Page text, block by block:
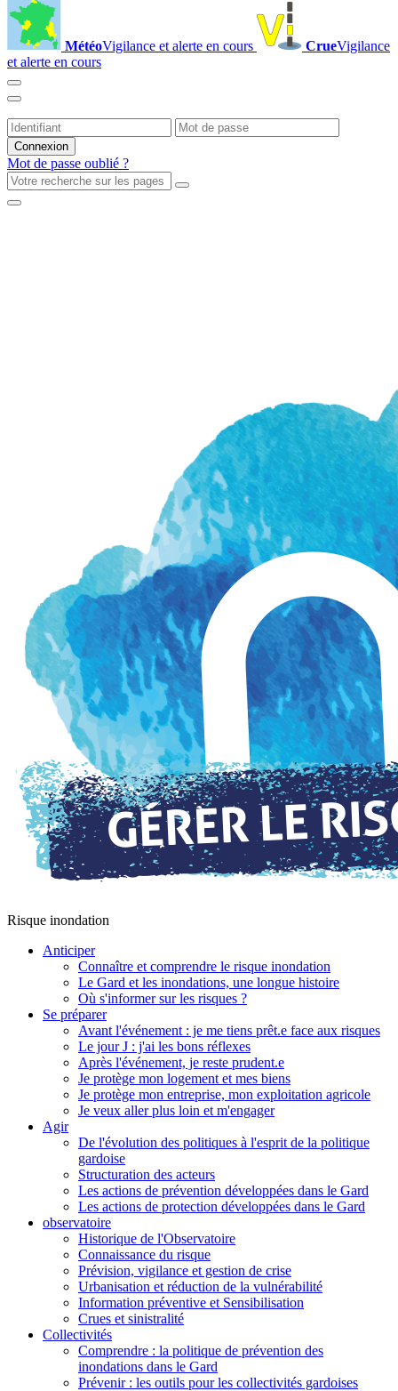
MétéoVigilance et alerte en cours CrueVigilance
et alerte en cours
Mot de passe oublié ?
Risque inondation
Anticiper
Connaître et comprendre le risque inondation
Le Gard et les inondations, une longue histoire
Où s'informer sur les risques ?
Se préparer
Avant l'événement : je me tiens prêt.e face aux risques
Le jour J : j'ai les bons réflexes
Après l'événement, je reste prudent.e
Je protège mon logement et mes biens
Je protège mon entreprise, mon exploitation agricole
Je veux aller plus loin et m'engager
Agir
De l'évolution des politiques à l'esprit de la politique
gardoise
Structuration des acteurs
Les actions de prévention développées dans le Gard
Les actions de protection développées dans le Gard
observatoire
Historique de l'Observatoire
Connaissance du risque
Prévision, vigilance et gestion de crise
Urbanisation et réduction de la vulnérabilité
Information préventive et Sensibilisation
Crues et sinistralité
Collectivités
Comprendre : la politique de prévention des
inondations dans le Gard
Prévenir : les outils pour les collectivités gardoises